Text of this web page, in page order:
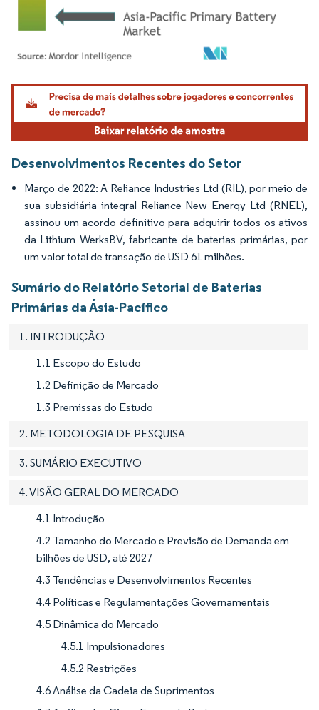
Imagem © Mordor Intelligence. O reuso requer atribuição conforme CC BY 4.0.
Desenvolvimentos Recentes do Setor
Março de 2022: A Reliance Industries Ltd (RIL), por meio de
sua subsidiária integral Reliance New Energy Ltd (RNEL),
assinou um acordo definitivo para adquirir todos os ativos
da Lithium WerksBV, fabricante de baterias primárias, por
um valor total de transação de USD 61 milhões.
Sumário do Relatório Setorial de Baterias
Primárias da Ásia-Pacífico
1. INTRODUÇÃO
1.1 Escopo do Estudo
1.2 Definição de Mercado
1.3 Premissas do Estudo
2. METODOLOGIA DE PESQUISA
3. SUMÁRIO EXECUTIVO
4. VISÃO GERAL DO MERCADO
4.1 Introdução
4.2 Tamanho do Mercado e Previsão de Demanda em
bilhões de USD, até 2027
4.3 Tendências e Desenvolvimentos Recentes
4.4 Políticas e Regulamentações Governamentais
4.5 Dinâmica do Mercado
4.5.1 Impulsionadores
4.5.2 Restrições
4.6 Análise da Cadeia de Suprimentos